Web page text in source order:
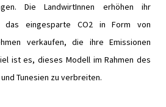
Die LandwirtInnen erhöhen ihr
das eingesparte CO2 in Form von
verkaufen, die ihre Emissionen
ist es, dieses Modell im Rahmen des
Tunesien zu verbreiten.